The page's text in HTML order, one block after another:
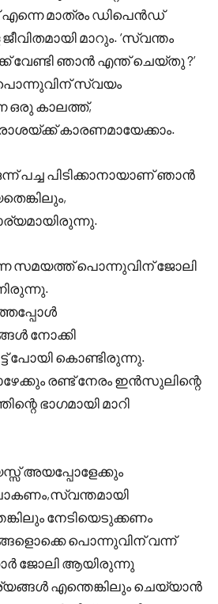
മാത്രം ഡിപെൻഡ്
മാറും. ‘സ്വന്തം
വേണ്ടി ഞാൻ എന്ത് ചെയ്തു ?’
സ്വയം
ഒരു കാലത്ത്,
കാരണമായേക്കാം.
പച്ച പിടിക്കാനായാണ് ഞാൻ
സമയത്ത് പൊന്നുവിന് ജോലി
നോക്കി
പോയി കൊണ്ടിരുന്നു.
രണ്ട് നേരം ഇൻസുലിന്റെ
ഭാഗമായി മാറി
അയപ്പോളേക്കും
നേടിയെടുക്കണം
പൊന്നുവിന് വന്ന്
ജോലി ആയിരുന്നു
എന്തെങ്കിലും ചെയ്യാൻ